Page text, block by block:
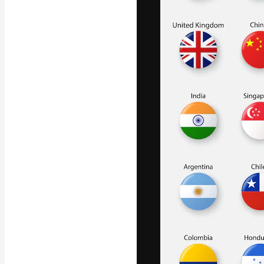
trabajo. Más
entre creativos,
estudios.
Español
Copyright ©